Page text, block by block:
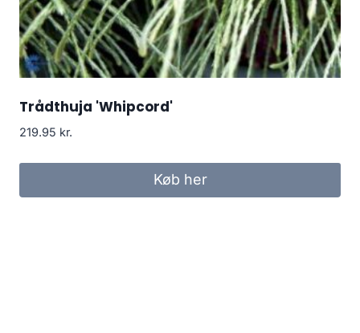
Trådthuja 'Whipcord'
219.95 kr.
Køb her